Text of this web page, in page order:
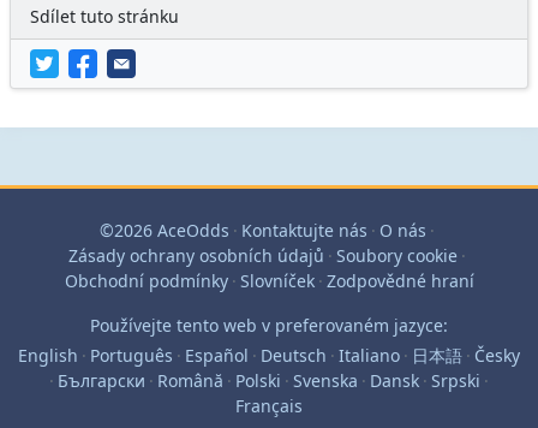
Sdílet tuto stránku
©2026 AceOdds · Kontaktujte nás · O nás ·
Zásady ochrany osobních údajů · Soubory cookie ·
Obchodní podmínky · Slovníček · Zodpovědné hraní
Používejte tento web v preferovaném jazyce:
English · Português · Español · Deutsch · Italiano · 日本語 · Česky
· Български · Română · Polski · Svenska · Dansk · Srpski ·
Français